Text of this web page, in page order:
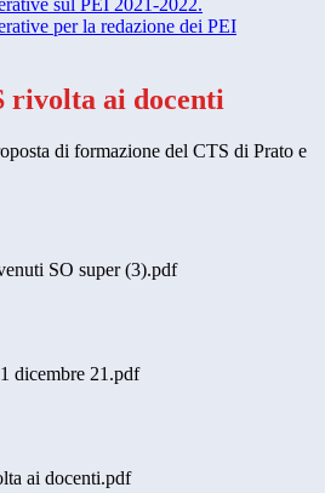
sul PEI 2021-2022.
per la redazione dei PEI
rivolta ai docenti
di formazione del CTS di Prato e
SO super (3).pdf
dicembre 21.pdf
ai docenti.pdf